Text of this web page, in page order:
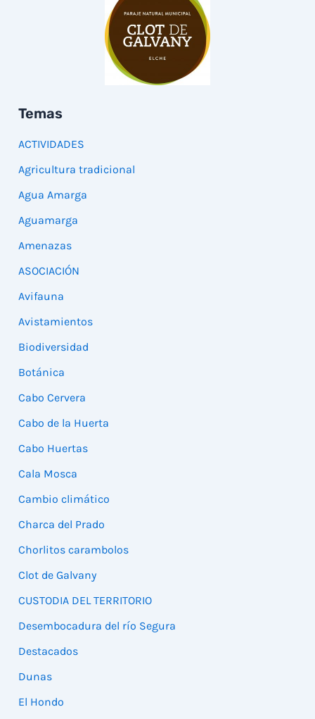
Temas
ACTIVIDADES
Agricultura tradicional
Agua Amarga
Aguamarga
Amenazas
ASOCIACIÓN
Avifauna
Avistamientos
Biodiversidad
Botánica
Cabo Cervera
Cabo de la Huerta
Cabo Huertas
Cala Mosca
Cambio climático
Charca del Prado
Chorlitos carambolos
Clot de Galvany
CUSTODIA DEL TERRITORIO
Desembocadura del río Segura
Destacados
Dunas
El Hondo